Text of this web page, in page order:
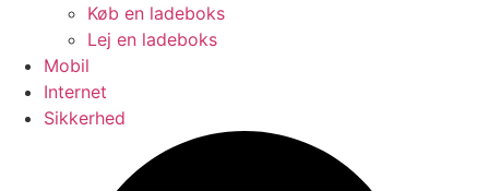
Køb en ladeboks
Lej en ladeboks
Mobil
Internet
Sikkerhed